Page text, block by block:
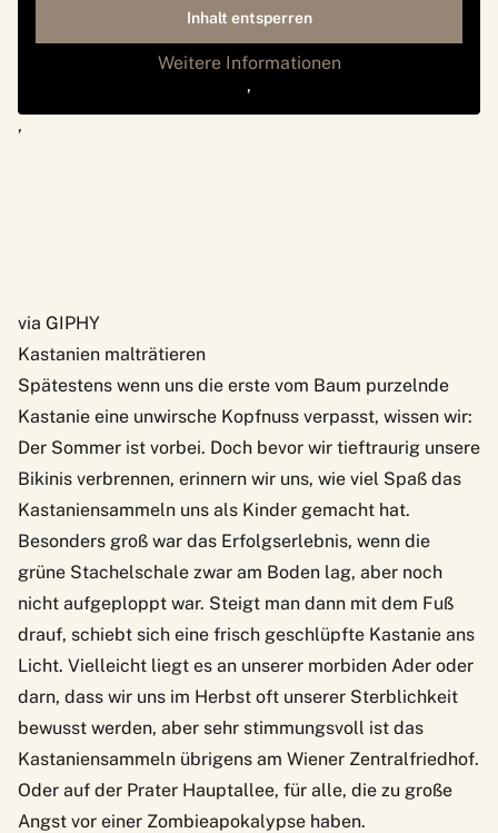
Inhalt entsperren
Weitere Informationen
‚
‚
via GIPHY
Kastanien malträtieren
Spätestens wenn uns die erste vom Baum purzelnde
Kastanie eine unwirsche Kopfnuss verpasst, wissen wir:
Der Sommer ist vorbei. Doch bevor wir tieftraurig unsere
Bikinis verbrennen, erinnern wir uns, wie viel Spaß das
Kastaniensammeln uns als Kinder gemacht hat.
Besonders groß war das Erfolgserlebnis, wenn die
grüne Stachelschale zwar am Boden lag, aber noch
nicht aufgeploppt war. Steigt man dann mit dem Fuß
drauf, schiebt sich eine frisch geschlüpfte Kastanie ans
Licht. Vielleicht liegt es an unserer morbiden Ader oder
darn, dass wir uns im Herbst oft unserer Sterblichkeit
bewusst werden, aber sehr stimmungsvoll ist das
Kastaniensammeln übrigens am Wiener Zentralfriedhof.
Oder auf der Prater Hauptallee, für alle, die zu große
Angst vor einer Zombieapokalypse haben.